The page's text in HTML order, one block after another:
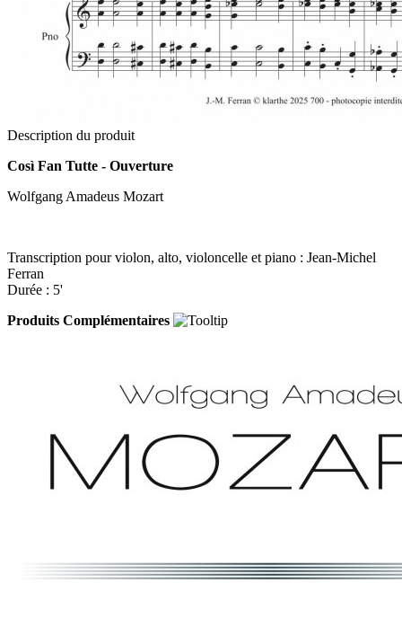
Description du produit
Così Fan Tutte - Ouverture
Wolfgang Amadeus Mozart
Transcription pour violon, alto, violoncelle et piano : Jean-Michel
Ferran
Durée : 5'
Produits Complémentaires